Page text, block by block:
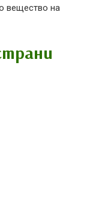
вещество на